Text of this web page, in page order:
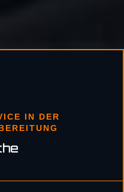
IN DER